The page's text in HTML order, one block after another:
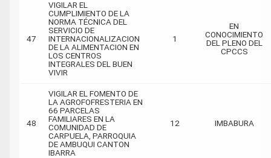
47
VIGILAR EL
CUMPLIMIENTO DE LA
NORMA TÉCNICA DEL
SERVICIO DE
INTERNACIONALIZACION
DE LA ALIMENTACION EN
LOS CENTROS
INTEGRALES DEL BUEN
VIVIR
1
EN
CONOCIMIENTO
DEL PLENO DEL
CPCCS
48
VIGILAR EL FOMENTO DE
LA AGROFOFRESTERIA EN
66 PARCELAS
FAMILIARES EN LA
COMUNIDAD DE
CARPUELA, PARROQUIA
DE AMBUQUI CANTON
IBARRA
12 IMBABURA